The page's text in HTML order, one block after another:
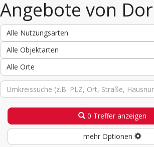
Angebote von
Alle Nutzungsarten
Alle Objektarten
Alle Orte
0 Treffer anzeigen
mehr Optionen